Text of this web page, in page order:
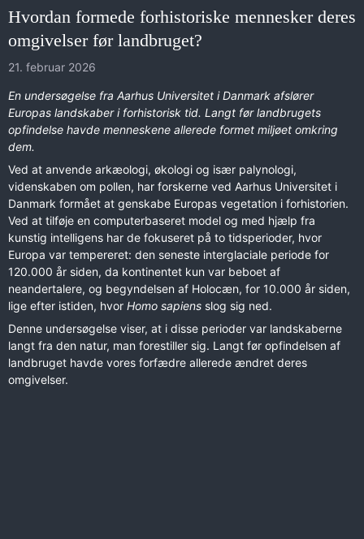
Hvordan formede forhistoriske mennesker deres
omgivelser før landbruget?
21. februar 2026
En undersøgelse fra Aarhus Universitet i Danmark afslører
Europas landskaber i forhistorisk tid. Langt før landbrugets
opfindelse havde menneskene allerede formet miljøet omkring
dem.
Ved at anvende arkæologi, økologi og især palynologi,
videnskaben om pollen, har forskerne ved Aarhus Universitet i
Danmark formået at genskabe Europas vegetation i forhistorien.
Ved at tilføje en computerbaseret model og med hjælp fra
kunstig intelligens har de fokuseret på to tidsperioder, hvor
Europa var tempereret: den seneste interglaciale periode for
120.000 år siden, da kontinentet kun var beboet af
neandertalere, og begyndelsen af Holocæn, for 10.000 år siden,
lige efter istiden, hvor Homo sapiens slog sig ned.
Denne undersøgelse viser, at i disse perioder var landskaberne
langt fra den natur, man forestiller sig. Langt før opfindelsen af
landbruget havde vores forfædre allerede ændret deres
omgivelser.